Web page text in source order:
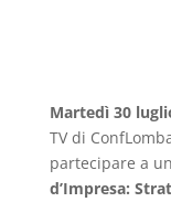
Martedì 30
TV di
partecipare a
d’Impresa: